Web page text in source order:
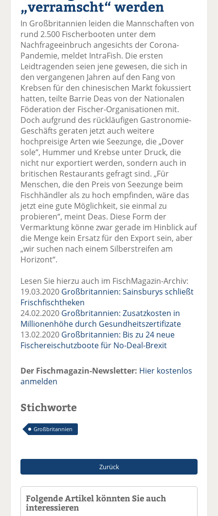
el
a
uf
F
ac
e
b
o
o
k
te
il
e
n
el
t
wi
er
n
uf
n
e
di
n
te
il
e
er
m
l
er
se
n
d
n
ru
„verramscht“ werden
In Großbritannien leiden die Mannschaften von
rund 2.500 Fischerbooten unter dem
Nachfrageeinbruch angesichts der Corona-
Pandemie, meldet IntraFish. Die ersten
Leidtragenden seien jene gewesen, die sich in
den vergangenen Jahren auf den Fang von
Krebsen für den chinesischen Markt fokussiert
hatten, teilte Barrie Deas von der Nationalen
Föderation der Fischer-Organisationen mit.
Doch aufgrund des rückläufigen Gastronomie-
Geschäfts geraten jetzt auch weitere
hochpreisige Arten wie Seezunge, die „Dover
sole“, Hummer und Krebse unter Druck, die
nicht nur exportiert werden, sondern auch in
britischen Restaurants gefragt sind. „Für
Menschen, die den Preis von Seezunge beim
Fischhändler als zu hoch empfinden, wäre das
jetzt eine gute Möglichkeit, sie einmal zu
probieren“, meint Deas. Diese Form der
Vermarktung könne zwar gerade im Hinblick auf
die Menge kein Ersatz für den Export sein, aber
„wir suchen nach einem Silberstreifen am
Horizont“.
Lesen Sie hierzu auch im FischMagazin-Archiv:
19.03.2020 Großbritannien: Sainsburys schließt
Frischfischtheken
24.02.2020 Großbritannien: Zusatzkosten in
Millionenhöhe durch Gesundheitszertifizate
13.02.2020 Großbritannien: Bis zu 24 neue
Fischereischutzboote für No-Deal-Brexit
Der Fischmagazin-Newsletter: Hier kostenlos
anmelden
Stichworte
Großbritannien
Zurück
Folgende Artikel könnten Sie auch
interessieren